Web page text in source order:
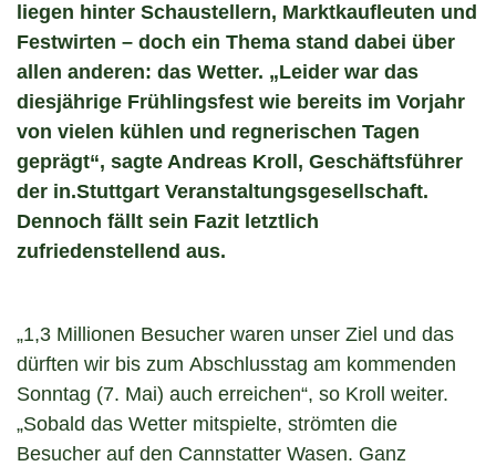
liegen hinter Schaustellern, Marktkaufleuten und
Festwirten – doch ein Thema stand dabei über
allen anderen: das Wetter. „Leider war das
diesjährige Frühlingsfest wie bereits im Vorjahr
von vielen kühlen und regnerischen Tagen
geprägt“, sagte Andreas Kroll, Geschäftsführer
der in.Stuttgart Veranstaltungsgesellschaft.
Dennoch fällt sein Fazit letztlich
zufriedenstellend aus.
„1,3 Millionen Besucher waren unser Ziel und das
dürften wir bis zum Abschlusstag am kommenden
Sonntag (7. Mai) auch erreichen“, so Kroll weiter.
„Sobald das Wetter mitspielte, strömten die
Besucher auf den Cannstatter Wasen. Ganz